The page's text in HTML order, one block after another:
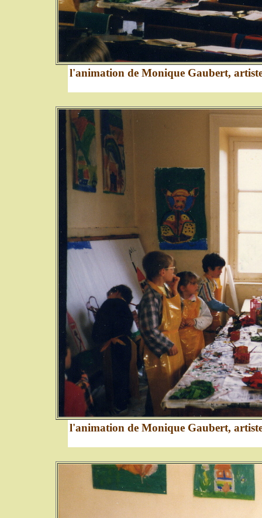
l'animation de Monique Gaubert,
l'animation de Monique Gaubert,